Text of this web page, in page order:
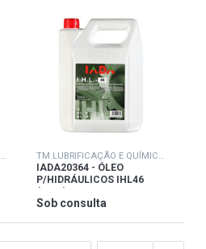
TM LUBRIFICAÇÃO E QUÍMICOS
TM LUBRIFICAÇÃO E QUÍMICOS
IADA20364 - ÓLEO
P/HIDRÁULICOS IHL46
Sob consulta